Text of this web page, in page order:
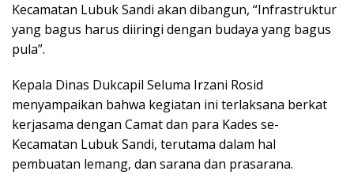
Kecamatan Lubuk Sandi akan dibangun, “Infrastruktur
yang bagus harus diiringi dengan budaya yang bagus
pula”.
Kepala Dinas Dukcapil Seluma Irzani Rosid
menyampaikan bahwa kegiatan ini terlaksana berkat
kerjasama dengan Camat dan para Kades se-
Kecamatan Lubuk Sandi, terutama dalam hal
pembuatan lemang, dan sarana dan prasarana.